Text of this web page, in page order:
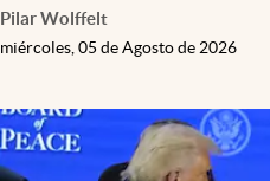
Pilar Wolffelt
miércoles, 05 de Agosto de 2026